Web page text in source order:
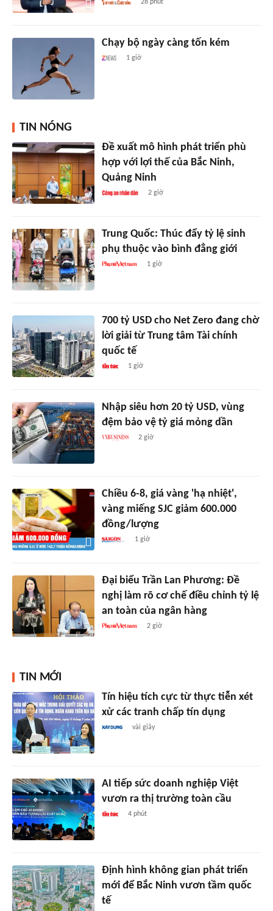
28 phút
Chạy bộ ngày càng tốn kém
1 giờ
TIN NÓNG
Đề xuất mô hình phát triển phù
hợp với lợi thế của Bắc Ninh,
Quảng Ninh
2 giờ
Trung Quốc: Thúc đẩy tỷ lệ sinh
phụ thuộc vào bình đẳng giới
1 giờ
700 tỷ USD cho Net Zero đang chờ
lời giải từ Trung tâm Tài chính
quốc tế
1 giờ
Nhập siêu hơn 20 tỷ USD, vùng
đệm bảo vệ tỷ giá mỏng dần
2 giờ
Chiều 6-8, giá vàng 'hạ nhiệt',
vàng miếng SJC giảm 600.000
đồng/lượng
1 giờ
Đại biểu Trần Lan Phương: Đề
nghị làm rõ cơ chế điều chỉnh tỷ lệ
an toàn của ngân hàng
2 giờ
TIN MỚI
Tín hiệu tích cực từ thực tiễn xét
xử các tranh chấp tín dụng
vài giây
AI tiếp sức doanh nghiệp Việt
vươn ra thị trường toàn cầu
4 phút
Định hình không gian phát triển
mới để Bắc Ninh vươn tầm quốc
tế